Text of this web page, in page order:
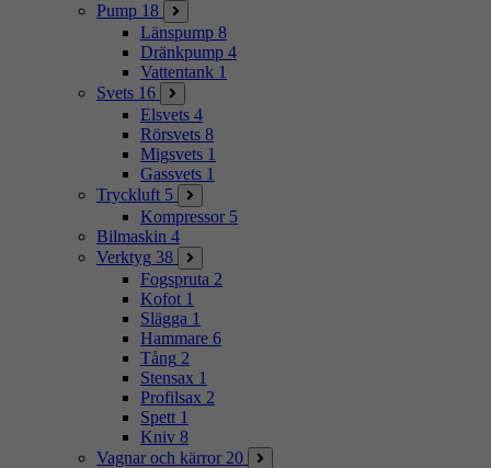
Pump 18
Länspump 8
Dränkpump 4
Vattentank 1
Svets 16
Elsvets 4
Rörsvets 8
Migsvets 1
Gassvets 1
Tryckluft 5
Kompressor 5
Bilmaskin 4
Verktyg 38
Fogspruta 2
Kofot 1
Slägga 1
Hammare 6
Tång 2
Stensax 1
Profilsax 2
Spett 1
Kniv 8
Vagnar och kärror 20